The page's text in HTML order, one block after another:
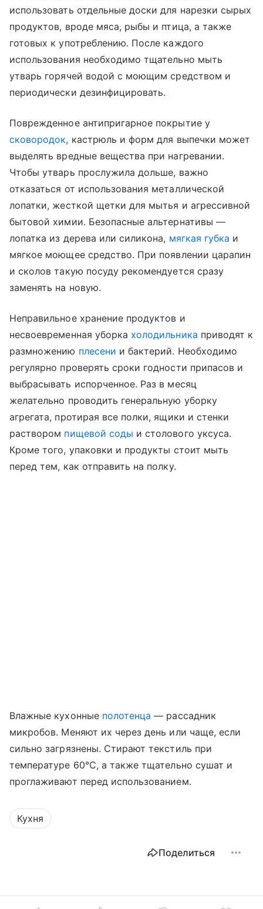
использовать отдельные доски для нарезки сырых
продуктов, вроде мяса, рыбы и птица, а также
готовых к употреблению. После каждого
использования необходимо тщательно мыть
утварь горячей водой с моющим средством и
периодически дезинфицировать.
Поврежденное антипригарное покрытие у
сковородок, кастрюль и форм для выпечки может
выделять вредные вещества при нагревании.
Чтобы утварь прослужила дольше, важно
отказаться от использования металлической
лопатки, жесткой щетки для мытья и агрессивной
бытовой химии. Безопасные альтернативы —
лопатка из дерева или силикона, мягкая губка и
мягкое моющее средство. При появлении царапин
и сколов такую посуду рекомендуется сразу
заменять на новую.
Неправильное хранение продуктов и
несвоевременная уборка холодильника приводят к
размножению плесени и бактерий. Необходимо
регулярно проверять сроки годности припасов и
выбрасывать испорченное. Раз в месяц
желательно проводить генеральную уборку
агрегата, протирая все полки, ящики и стенки
раствором пищевой соды и столового уксуса.
Кроме того, упаковки и продукты стоит мыть
перед тем, как отправить на полку.
Влажные кухонные полотенца — рассадник
микробов. Меняют их через день или чаще, если
сильно загрязнены. Стирают текстиль при
температуре 60°C, а также тщательно сушат и
проглаживают перед использованием.
Кухня
Поделиться